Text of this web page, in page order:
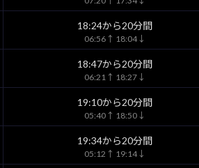
18:24から20分間
06:56↑ 18:04↓
18:47から20分間
06:21↑ 18:27↓
19:10から20分間
05:40↑ 18:50↓
19:34から20分間
05:12↑ 19:14↓